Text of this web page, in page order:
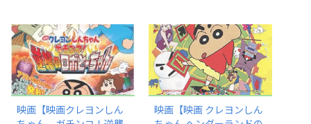
映画【映画クレヨンしん
映画【映画 クレヨンしん